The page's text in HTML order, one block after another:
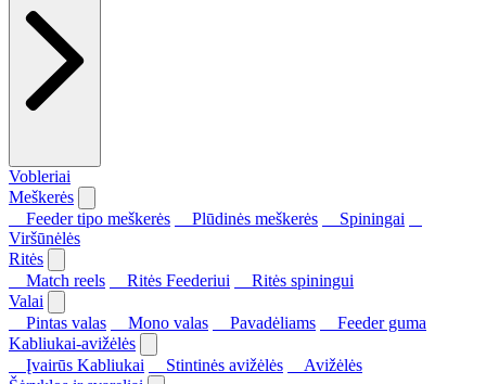
Vobleriai
Meškerės
Feeder tipo meškerės
Plūdinės meškerės
Spiningai
Viršūnėlės
Ritės
Match reels
Ritės Feederiui
Ritės spiningui
Valai
Pintas valas
Mono valas Pavadėliams
Feeder guma
Kabliukai-avižėlės
Įvairūs Kabliukai
Stintinės avižėlės
Avižėlės